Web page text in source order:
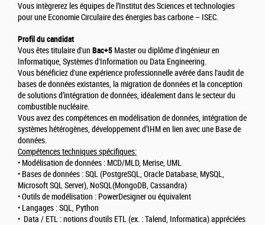
Vous intègrerez les équipes de l’Institut des Sciences et technologies
pour une Economie Circulaire des énergies bas carbone – ISEC.
Profil du candidat
Vous êtes titulaire d'un Bac+5 Master ou diplôme d'ingénieur en
Informatique, Systèmes d'Information ou Data Engineering.
Vous bénéficiez d'une expérience professionnelle avérée dans l'audit de
bases de données existantes, la migration de données et la conception
de solutions d’intégration de données, idéalement dans le secteur du
combustible nucléaire.
Vous avez des compétences en modélisation de données, intégration de
systèmes hétérogènes, développement d’IHM en lien avec une Base de
données.
Compétences techniques spécifiques:
• Modélisation de données : MCD/MLD, Merise, UML
• Bases de données : SQL (PostgreSQL, Oracle Database, MySQL,
Microsoft SQL Server), NoSQL(MongoDB, Cassandra)
• Outils de modélisation : PowerDesigner ou équivalent
• Langages : SQL, Python
• Data / ETL : notions d'outils ETL (ex. : Talend, Informatica) appréciées